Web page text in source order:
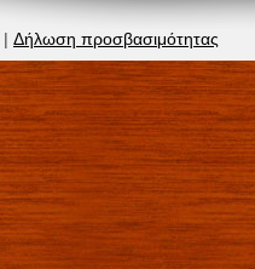
| Δήλωση προσβασιμότητας